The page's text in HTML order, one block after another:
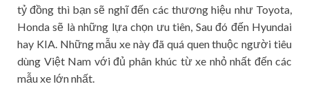
tỷ đồng thì bạn sẽ nghĩ đến các thương hiệu như Toyota,
Honda sẽ là những lựa chọn ưu tiên, Sau đó đến Hyundai
hay KIA. Những mẫu xe này đã quá quen thuộc người tiêu
dùng Việt Nam với đủ phân khúc từ xe nhỏ nhất đến các
mẫu xe lớn nhất.